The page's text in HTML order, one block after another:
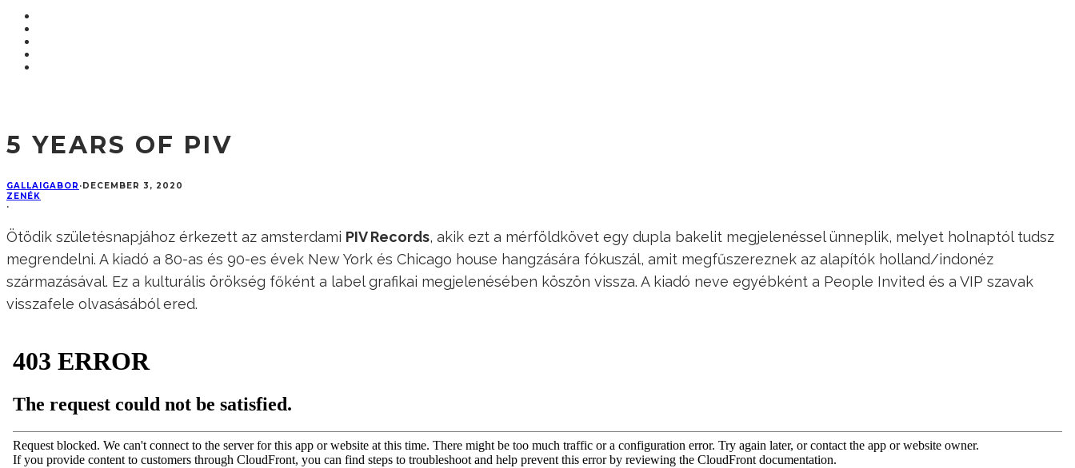
5 YEARS OF PIV
GALLAIGABOR · DECEMBER 3, 2020
ZENÉK
·
Ötödik születésnapjához érkezett az amsterdami PIV Records, akik ezt a mérföldkövet egy dupla bakelit megjelenéssel ünneplik, melyet holnaptól tudsz
megrendelni. A kiadó a 80-as és 90-es évek New York és Chicago house hangzására fókuszál, amit megfűszereznek az alapítók holland/indonéz
származásával. Ez a kulturális örökség főként a label grafikai megjelenésében köszön vissza. A kiadó neve egyébként a People Invited és a VIP szavak
visszafele olvasásából ered.